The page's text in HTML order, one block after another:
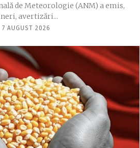
de Meteorologie (ANM) a emis,
avertizări...
7 AUGUST 2026